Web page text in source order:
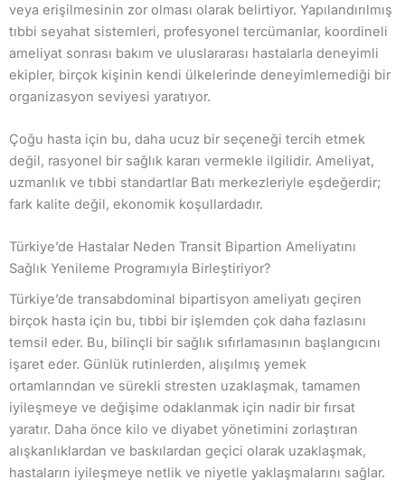
veya erişilmesinin zor olması olarak belirtiyor. Yapılandırılmış
tıbbi seyahat sistemleri, profesyonel tercümanlar, koordineli
ameliyat sonrası bakım ve uluslararası hastalarla deneyimli
ekipler, birçok kişinin kendi ülkelerinde deneyimlemediği bir
organizasyon seviyesi yaratıyor.
Çoğu hasta için bu, daha ucuz bir seçeneği tercih etmek
değil, rasyonel bir sağlık kararı vermekle ilgilidir. Ameliyat,
uzmanlık ve tıbbi standartlar Batı merkezleriyle eşdeğerdir;
fark kalite değil, ekonomik koşullardadır.
Türkiye’de Hastalar Neden Transit Bipartion Ameliyatını
Sağlık Yenileme Programıyla Birleştiriyor?
Türkiye’de transabdominal bipartisyon ameliyatı geçiren
birçok hasta için bu, tıbbi bir işlemden çok daha fazlasını
temsil eder. Bu, bilinçli bir sağlık sıfırlamasının başlangıcını
işaret eder. Günlük rutinlerden, alışılmış yemek
ortamlarından ve sürekli stresten uzaklaşmak, tamamen
iyileşmeye ve değişime odaklanmak için nadir bir fırsat
yaratır. Daha önce kilo ve diyabet yönetimini zorlaştıran
alışkanlıklardan ve baskılardan geçici olarak uzaklaşmak,
hastaların iyileşmeye netlik ve niyetle yaklaşmalarını sağlar.